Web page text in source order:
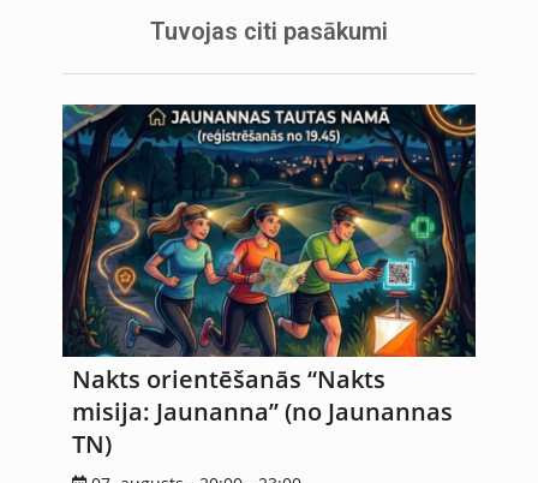
Tuvojas citi pasākumi
Nakts orientēšanās “Nakts
misija: Jaunanna” (no Jaunannas
TN)